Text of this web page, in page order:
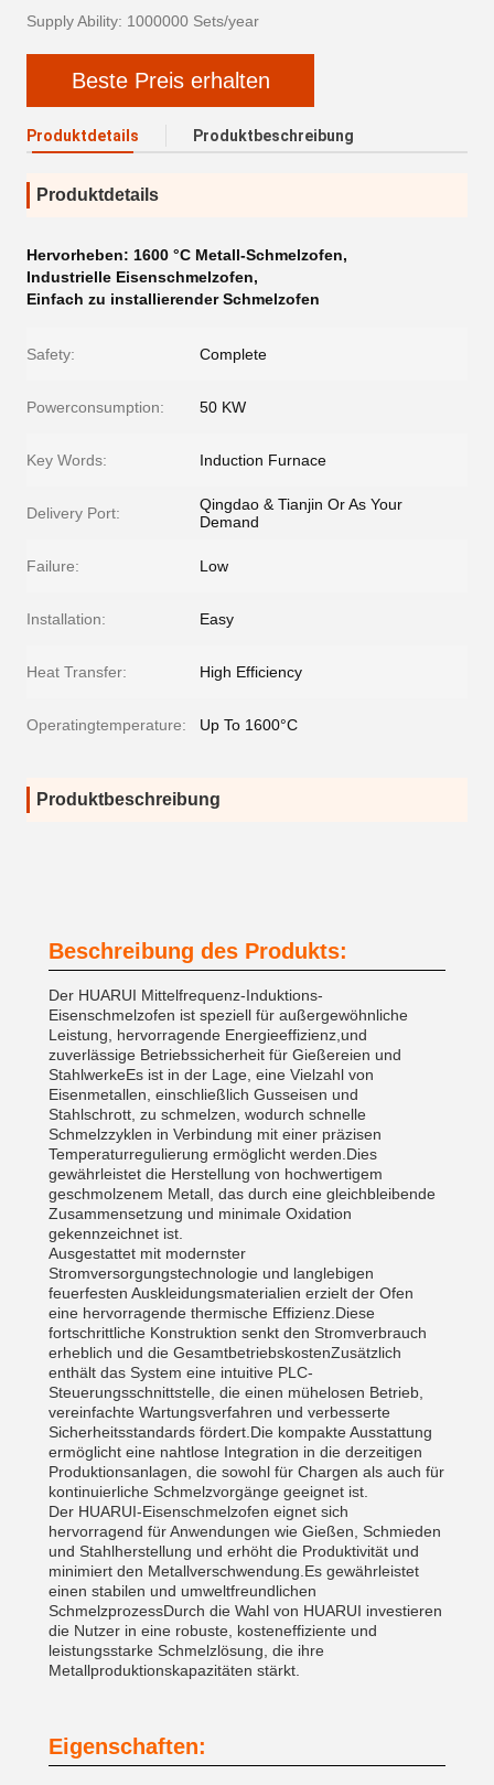
Supply Ability: 1000000 Sets/year
Beste Preis erhalten
Produktdetails Produktbeschreibung
Produktdetails
Hervorheben: 1600 °C Metall-Schmelzofen,
Industrielle Eisenschmelzofen,
Einfach zu installierender Schmelzofen
Safety: Complete
Powerconsumption: 50 KW
Key Words: Induction Furnace
Delivery Port:
Qingdao & Tianjin Or As Your
Demand
Failure: Low
Installation: Easy
Heat Transfer: High Efficiency
Operatingtemperature: Up To 1600°C
Produktbeschreibung
Beschreibung des Produkts:
Der HUARUI Mittelfrequenz-Induktions-
Eisenschmelzofen ist speziell für außergewöhnliche
Leistung, hervorragende Energieeffizienz,und
zuverlässige Betriebssicherheit für Gießereien und
StahlwerkeEs ist in der Lage, eine Vielzahl von
Eisenmetallen, einschließlich Gusseisen und
Stahlschrott, zu schmelzen, wodurch schnelle
Schmelzzyklen in Verbindung mit einer präzisen
Temperaturregulierung ermöglicht werden.Dies
gewährleistet die Herstellung von hochwertigem
geschmolzenem Metall, das durch eine gleichbleibende
Zusammensetzung und minimale Oxidation
gekennzeichnet ist.
Ausgestattet mit modernster
Stromversorgungstechnologie und langlebigen
feuerfesten Auskleidungsmaterialien erzielt der Ofen
eine hervorragende thermische Effizienz.Diese
fortschrittliche Konstruktion senkt den Stromverbrauch
erheblich und die GesamtbetriebskostenZusätzlich
enthält das System eine intuitive PLC-
Steuerungsschnittstelle, die einen mühelosen Betrieb,
vereinfachte Wartungsverfahren und verbesserte
Sicherheitsstandards fördert.Die kompakte Ausstattung
ermöglicht eine nahtlose Integration in die derzeitigen
Produktionsanlagen, die sowohl für Chargen als auch für
kontinuierliche Schmelzvorgänge geeignet ist.
Der HUARUI-Eisenschmelzofen eignet sich
hervorragend für Anwendungen wie Gießen, Schmieden
und Stahlherstellung und erhöht die Produktivität und
minimiert den Metallverschwendung.Es gewährleistet
einen stabilen und umweltfreundlichen
SchmelzprozessDurch die Wahl von HUARUI investieren
die Nutzer in eine robuste, kosteneffiziente und
leistungsstarke Schmelzlösung, die ihre
Metallproduktionskapazitäten stärkt.
Eigenschaften: